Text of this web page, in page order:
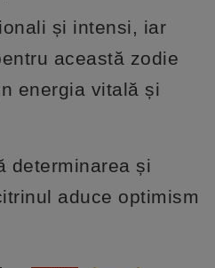
și intensi, iar
această zodie
energia vitală și
determinarea și
aduce optimism